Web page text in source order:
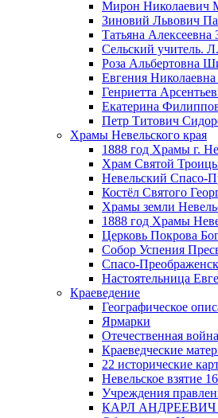
Мирон Николаевич
Зиновий Львович
Татьяна Алексеевна
Сельский учитель.
Роза Альбертовна
Евгения
Генриетта
Екатерина
Петр Титович
Храмы Невельского края
1888 год Храмы г.
Храм Святой
Невельский Спасо-
Костёл Святого
Храмы земли
1888 год Храмы
Церковь Покрова
Собор Успения
Спасо-
Настоятельница
Краеведение
Географическое
Ярмарки
Отечественная
Краеведческие
22 исторические
Невельское взятие
Учреждения
КАРЛ